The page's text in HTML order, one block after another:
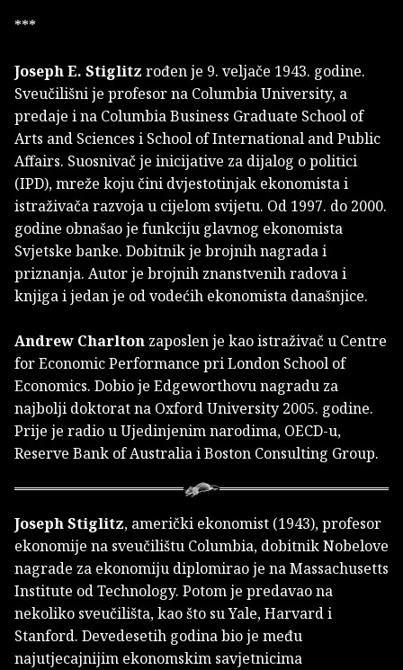
***
Joseph E. Stiglitz rođen je 9. veljače 1943. godine.
Sveučilišni je profesor na Columbia University, a
predaje i na Columbia Business Graduate School of
Arts and Sciences i School of International and Public
Affairs. Suosnivač je inicijative za dijalog o politici
(IPD), mreže koju čini dvjestotinjak ekonomista i
istraživača razvoja u cijelom svijetu. Od 1997. do 2000.
godine obnašao je funkciju glavnog ekonomista
Svjetske banke. Dobitnik je brojnih nagrada i
priznanja. Autor je brojnih znanstvenih radova i
knjiga i jedan je od vodećih ekonomista današnjice.
Andrew Charlton zaposlen je kao istraživač u Centre
for Economic Performance pri London School of
Economics. Dobio je Edgeworthovu nagradu za
najbolji doktorat na Oxford University 2005. godine.
Prije je radio u Ujedinjenim narodima, OECD-u,
Reserve Bank of Australia i Boston Consulting Group.
Joseph Stiglitz, američki ekonomist (1943), profesor
ekonomije na sveučilištu Columbia, dobitnik Nobelove
nagrade za ekonomiju diplomirao je na Massachusetts
Institute od Technology. Potom je predavao na
nekoliko sveučilišta, kao što su Yale, Harvard i
Stanford. Devedesetih godina bio je među
najutjecajnijim ekonomskim savjetnicima